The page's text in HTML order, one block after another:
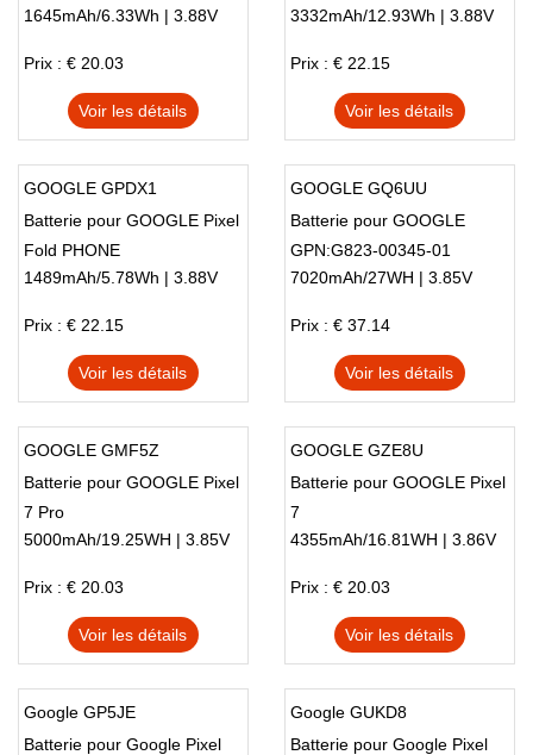
1645mAh/6.33Wh | 3.88V
Prix : € 20.03
Voir les détails
3332mAh/12.93Wh | 3.88V
Prix : € 22.15
Voir les détails
GOOGLE GPDX1
Batterie pour GOOGLE Pixel
Fold PHONE
1489mAh/5.78Wh | 3.88V
Prix : € 22.15
Voir les détails
GOOGLE GQ6UU
Batterie pour GOOGLE
GPN:G823-00345-01
MPN:GS35
7020mAh/27WH | 3.85V
Prix : € 37.14
Voir les détails
GOOGLE GMF5Z
Batterie pour GOOGLE Pixel
7 Pro
5000mAh/19.25WH | 3.85V
Prix : € 20.03
Voir les détails
GOOGLE GZE8U
Batterie pour GOOGLE Pixel
7
4355mAh/16.81WH | 3.86V
Prix : € 20.03
Voir les détails
Google GP5JE
Batterie pour Google Pixel
Google GUKD8
Batterie pour Google Pixel